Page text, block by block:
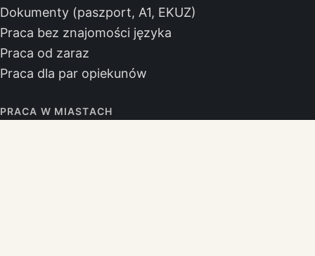
Dokumenty (paszport, A1, EKUZ)
Praca bez znajomości języka
Praca od zaraz
Praca dla par opiekunów
PRACA W MIASTACH